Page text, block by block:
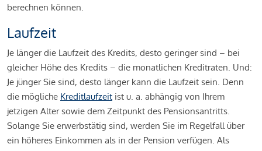
berechnen können.
Laufzeit
Je länger die Laufzeit des Kredits, desto geringer sind – bei
gleicher Höhe des Kredits – die monatlichen Kreditraten. Und:
Je jünger Sie sind, desto länger kann die Laufzeit sein. Denn
die mögliche Kreditlaufzeit ist u. a. abhängig von Ihrem
jetzigen Alter sowie dem Zeitpunkt des Pensionsantritts.
Solange Sie erwerbstätig sind, werden Sie im Regelfall über
ein höheres Einkommen als in der Pension verfügen. Als